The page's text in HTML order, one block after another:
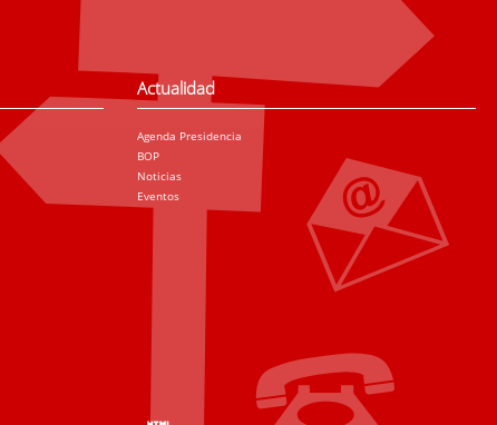
Actualidad
Agenda Presidencia
BOP
Noticias
Eventos